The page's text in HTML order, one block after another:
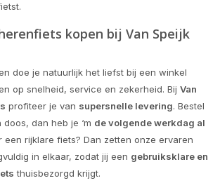
kopen bij Van Speijk
doe je natuurlijk het liefst bij een winkel
op snelheid, service en zekerheid. Bij Van
profiteer je van supersnelle levering. Bestel
dan heb je ‘m de volgende werkdag al
een rijklare fiets? Dan zetten onze ervaren
in elkaar, zodat jij een gebruiksklare en
thuisbezorgd krijgt.